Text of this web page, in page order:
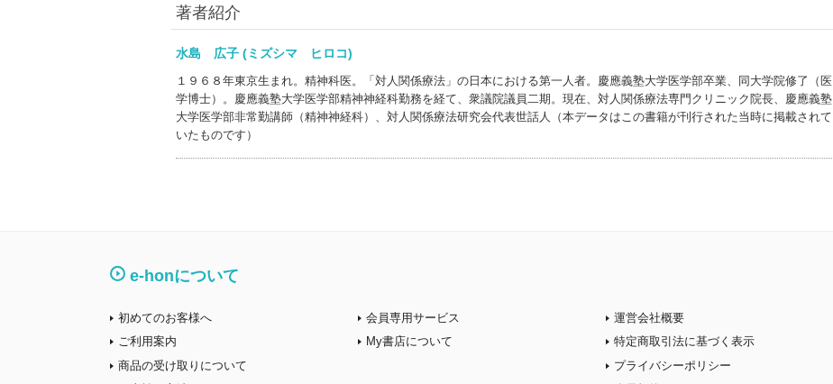
著者紹介
水島 広子 (ミズシマ ヒロコ)
１９６８年東京生まれ。精神科医。「対人関係療法」の日本における第一人者。慶應義塾大学医学部卒業、同大学院修了（医
学博士）。慶應義塾大学医学部精神神経科勤務を経て、衆議院議員二期。現在、対人関係療法専門クリニック院長、慶應義塾
大学医学部非常勤講師（精神神経科）、対人関係療法研究会代表世話人（本データはこの書籍が刊行された当時に掲載されて
いたものです）
e-honについて
初めてのお客様へ
ご利用案内
商品の受け取りについて
会員専用サービス
My書店について
運営会社概要
特定商取引法に基づく表示
プライバシーポリシー